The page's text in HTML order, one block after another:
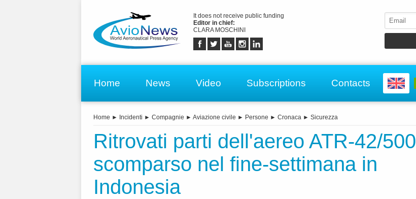
It does not receive public funding
Editor in chief:
CLARA MOSCHINI
Home News Video Subscriptions Contacts
Home ► Incidenti ► Compagnie ► Aviazione civile ► Persone ► Cronaca ► Sicurezza
Ritrovati parti dell'aereo ATR-42/500
scomparso nel fine-settimana in
Indonesia